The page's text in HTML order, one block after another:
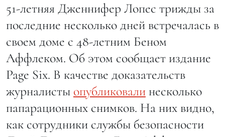
51-летняя Дженнифер Лопес трижды за
последние несколько дней встречалась в
своем доме с 48-летним Беном
Аффлеком. Об этом сообщает издание
Page Six. В качестве доказательств
журналисты опубликовали несколько
папарационных снимков. На них видно,
как сотрудники службы безопасности